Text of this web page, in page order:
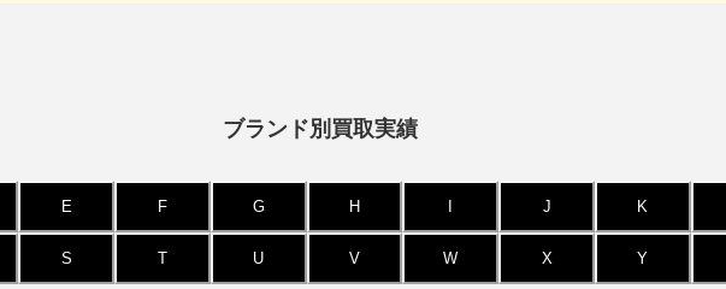
ブランド別買取実績
E F G H I J K
S T U V W X Y